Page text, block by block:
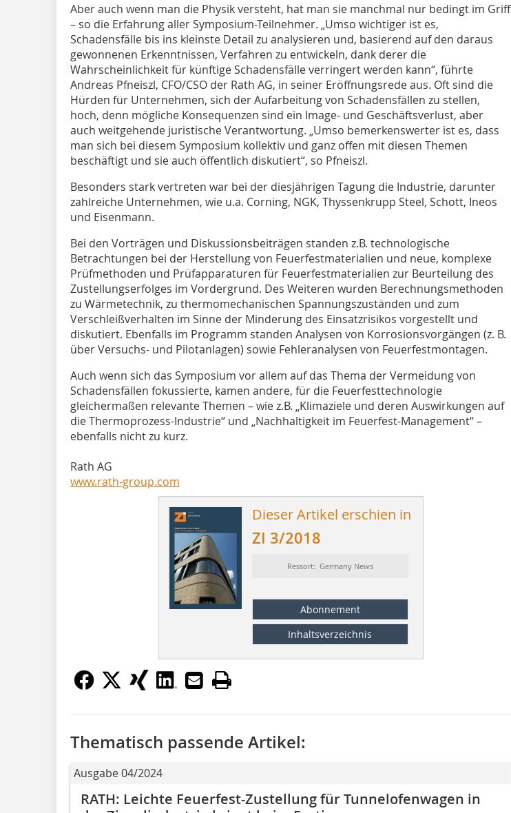
Aber auch wenn man die Physik versteht, hat man sie manchmal nur bedingt im Griff
– so die Erfahrung aller Symposium-Teilnehmer. „Umso wichtiger ist es,
Schadensfälle bis ins kleinste Detail zu analysieren und, basierend auf den daraus
gewonnenen Erkenntnissen, Verfahren zu entwickeln, dank derer die
Wahrscheinlichkeit für künftige Schadensfälle verringert werden kann“, führte
Andreas Pfneiszl, CFO/CSO der Rath AG, in seiner Eröffnungsrede aus. Oft sind die
Hürden für Unternehmen, sich der Aufarbeitung von Schadensfällen zu stellen,
hoch, denn mögliche Konsequenzen sind ein Image- und Geschäftsverlust, aber
auch weitgehende juristische Verantwortung. „Umso bemerkenswerter ist es, dass
man sich bei diesem Symposium kollektiv und ganz offen mit diesen Themen
beschäftigt und sie auch öffentlich diskutiert“, so Pfneiszl.
Besonders stark vertreten war bei der diesjährigen Tagung die Industrie, darunter
zahlreiche Unternehmen, wie u.a. Corning, NGK, Thyssenkrupp Steel, Schott, Ineos
und Eisenmann.
Bei den Vorträgen und Diskussionsbeiträgen standen z.B. technologische
Betrachtungen bei der Herstellung von Feuerfestmaterialien und neue, komplexe
Prüfmethoden und Prüfapparaturen für Feuerfestmaterialien zur Beurteilung des
Zustellungserfolges im Vordergrund. Des Weiteren wurden Berechnungsmethoden
zu Wärmetechnik, zu thermomechanischen Spannungszuständen und zum
Verschleißverhalten im Sinne der Minderung des Einsatzrisikos vorgestellt und
diskutiert. Ebenfalls im Programm standen Analysen von Korrosionsvorgängen (z. B.
über Versuchs- und Pilotanlagen) sowie Fehleranalysen von Feuerfestmontagen.
Auch wenn sich das Symposium vor allem auf das Thema der Vermeidung von
Schadensfällen fokussierte, kamen andere, für die Feuerfesttechnologie
gleichermaßen relevante Themen – wie z.B. „Klimaziele und deren Auswirkungen auf
die Thermoprozess-Industrie“ und „Nachhaltigkeit im Feuerfest-Management“ –
ebenfalls nicht zu kurz.
Rath AG
www.rath-group.com
Dieser Artikel erschien in
ZI 3/2018
Ressort: Germany News
Abonnement
Inhaltsverzeichnis
Thematisch passende Artikel:
Ausgabe 04/2024
RATH: Leichte Feuerfest-Zustellung für Tunnelofenwagen in